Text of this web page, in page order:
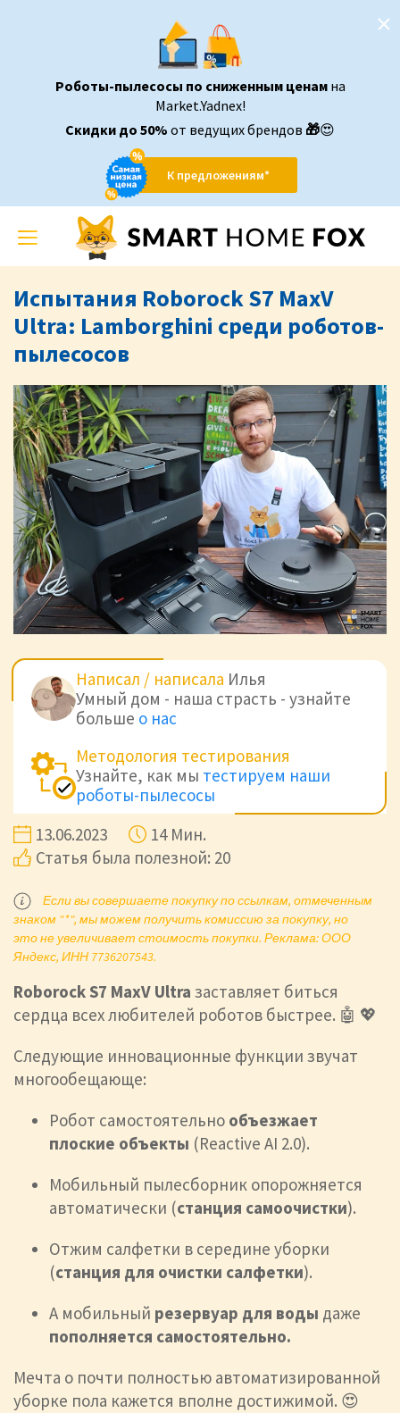
Роботы-пылесосы по сниженным ценам на
Market.Yadnex!
Скидки до 50% от ведущих брендов 🎁😍
К предложениям*
Toggle
navigation
Испытания Roborock S7 MaxV
Ultra: Lamborghini среди роботов-
пылесосов
Написал / написала Илья
Умный дом - наша страсть - узнайте
больше о нас
Методология тестирования
Узнайте, как мы тестируем наши
роботы-пылесосы
13.06.2023
14 Мин.
Статья была полезной: 20
Если вы совершаете покупку по ссылкам, отмеченным
знаком "*", мы можем получить комиссию за покупку, но
это не увеличивает стоимость покупки. Реклама: ООО
Яндекс, ИНН 7736207543.
Roborock S7 MaxV Ultra заставляет биться
сердца всех любителей роботов быстрее. 🤖 💖
Следующие инновационные функции звучат
многообещающе:
Робот самостоятельно объезжает
плоские объекты (Reactive AI 2.0).
Мобильный пылесборник опорожняется
автоматически (станция самоочистки).
Отжим салфетки в середине уборки
(станция для очистки салфетки).
А мобильный резервуар для воды даже
пополняется самостоятельно.
Мечта о почти полностью автоматизированной
уборке пола кажется вполне достижимой. 😍